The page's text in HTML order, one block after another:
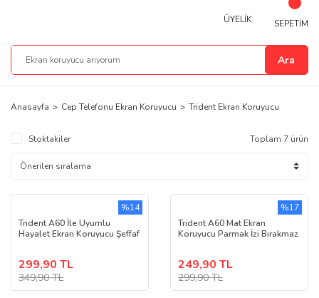
Ara
ÜYELİK SEPETİM
Anasayfa Cep Telefonu Ekran Koruyucu Trident Ekran Koruyucu
Stoktakiler Toplam 7 ürün
Trident A60 İle Uyumlu
Hayalet Ekran Koruyucu Şeffaf
299,90 TL
349,90 TL
%14
Trident A60 Mat Ekran
Koruyucu Parmak İzi Bırakmaz
249,90 TL
299,90 TL
%17